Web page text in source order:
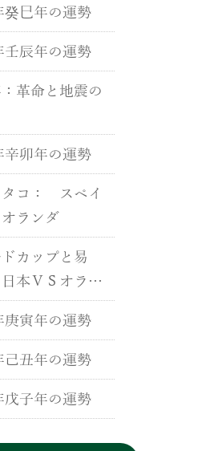
癸巳年の運勢
壬辰年の運勢
革命と地震の
辛卯年の運勢
タコ： スペイ
ランダ
カップと易
本ＶＳオラン
庚寅年の運勢
己丑年の運勢
戊子年の運勢